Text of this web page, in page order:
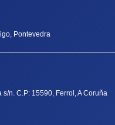
Pontevedra
n. C.P: 15590, Ferrol, A Coruña